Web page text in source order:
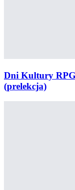
Dni Kultury
(prelekcja)